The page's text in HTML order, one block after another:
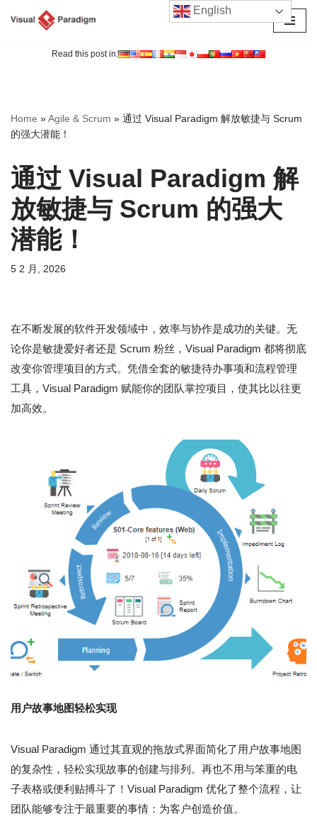
Read this post in:
Home »Agile & Scrum » 通过 Visual Paradigm 解放敏捷与 Scrum
的强大潜能！
通过 Visual Paradigm 解
放敏捷与 Scrum 的强大
潜能！
5 2 月, 2026
在不断发展的软件开发领域中，效率与协作是成功的关键。无
论你是敏捷爱好者还是 Scrum 粉丝，Visual Paradigm 都将彻底
改变你管理项目的方式。凭借全套的敏捷待办事项和流程管理
工具，Visual Paradigm 赋能你的团队掌控项目，使其比以往更
加高效。
用户故事地图轻松实现
Visual Paradigm 通过其直观的拖放式界面简化了用户故事地图
的复杂性，轻松实现故事的创建与排列。再也不用与笨重的电
子表格或便利贴搏斗了！Visual Paradigm 优化了整个流程，让
团队能够专注于最重要的事情：为客户创造价值。
English